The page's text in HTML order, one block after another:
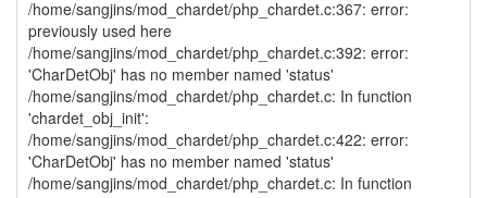
/home/sangjins/mod_chardet/php_chardet.c:367: error:
previously used here
/home/sangjins/mod_chardet/php_chardet.c:392: error:
'CharDetObj' has no member named 'status'
/home/sangjins/mod_chardet/php_chardet.c: In function
'chardet_obj_init':
/home/sangjins/mod_chardet/php_chardet.c:422: error:
'CharDetObj' has no member named 'status'
/home/sangjins/mod_chardet/php_chardet.c: In function